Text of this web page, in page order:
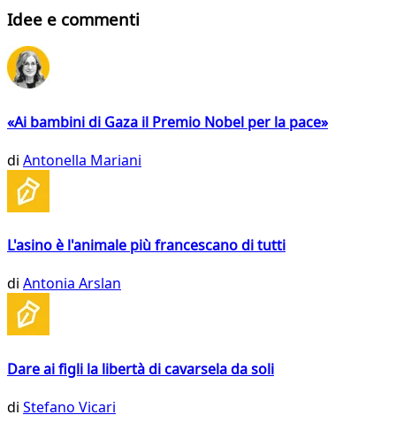
Idee e commenti
«Ai bambini di Gaza il Premio Nobel per la pace»
di Antonella Mariani
L'asino è l'animale più francescano di tutti
di Antonia Arslan
Dare ai figli la libertà di cavarsela da soli
di Stefano Vicari